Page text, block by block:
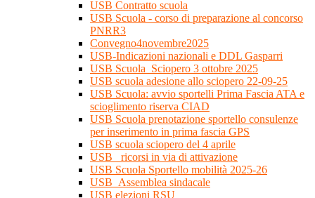
USB Contratto scuola
USB Scuola - corso di preparazione al concorso
PNRR3
Convegno4novembre2025
USB-Indicazioni nazionali e DDL Gasparri
USB Scuola_Sciopero 3 ottobre 2025
USB scuola adesione allo sciopero 22-09-25
USB Scuola: avvio sportelli Prima Fascia ATA e
scioglimento riserva CIAD
USB Scuola prenotazione sportello consulenze
per inserimento in prima fascia GPS
USB scuola sciopero del 4 aprile
USB_ ricorsi in via di attivazione
USB Scuola Sportello mobilità 2025-26
USB_Assemblea sindacale
USB elezioni RSU